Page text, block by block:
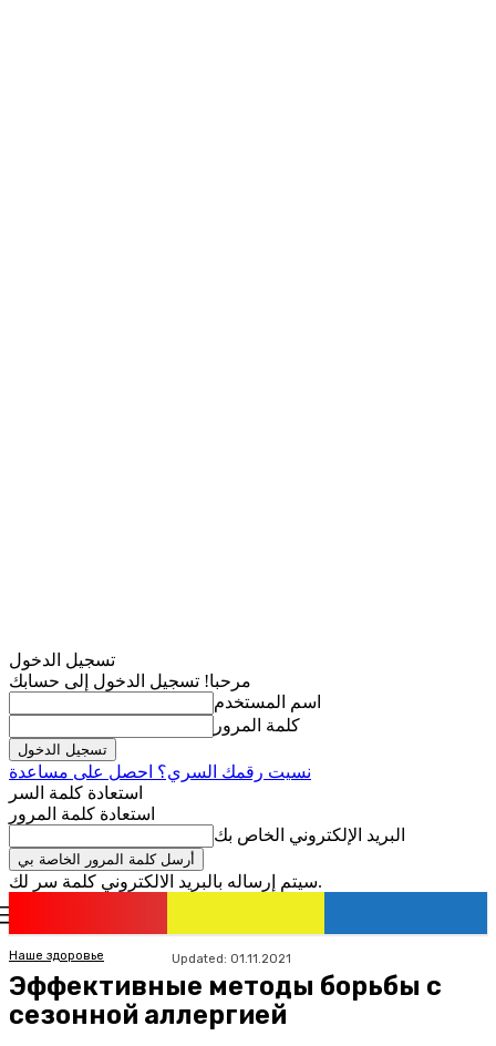
تسجيل الدخول
مرحبا! تسجيل الدخول إلى حسابك
اسم المستخدم
كلمة المرور
نسيت رقمك السري؟ احصل على مساعدة
استعادة كلمة السر
استعادة كلمة المرور
البريد الإلكتروني الخاص بك
سيتم إرساله بالبريد الالكتروني كلمة سر لك.
Наше здоровье Updated: 01.11.2021
Эффективные методы борьбы с
сезонной аллергией